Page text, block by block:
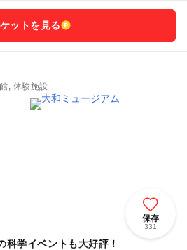
ットを見る
, 体験施設
保存
331
科学イベントも大好評！